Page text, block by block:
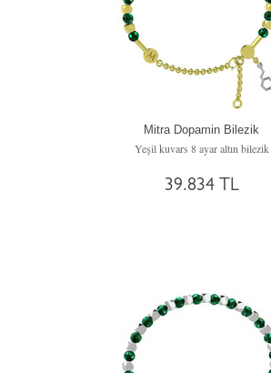
Mitra Dopamin Bilezik
Yeşil kuvars 8 ayar altın bilezik
39.834 TL